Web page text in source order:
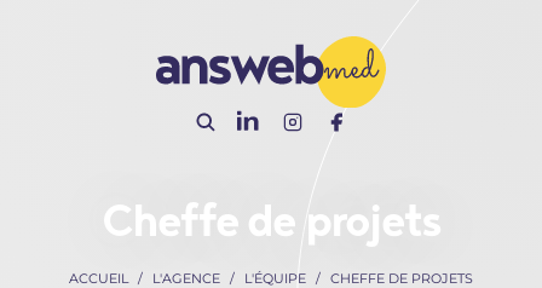
Cheffe de projets
ACCUEIL L'AGENCE L'ÉQUIPE CHEFFE DE PROJETS